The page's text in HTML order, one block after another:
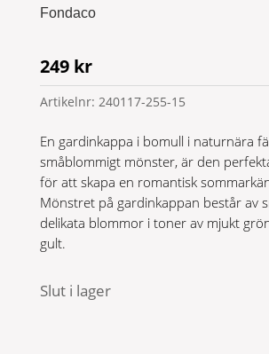
Fondaco
249 kr
Artikelnr: 240117-255-15
En gardinkappa i bomull i naturnära
småblommigt mönster, är den
för att skapa en romantisk
Mönstret på gardinkappan består av
delikata blommor i toner av mjukt
gult.
Slut i lager